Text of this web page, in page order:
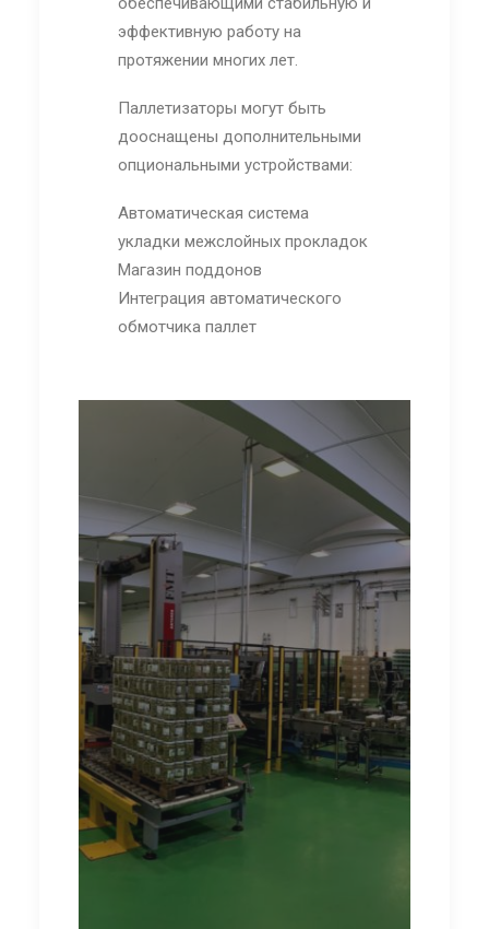
эффективную работу на
протяжении многих лет.
Паллетизаторы могут быть
дооснащены дополнительными
опциональными устройствами:
Автоматическая система
укладки межслойных прокладок
Магазин поддонов
Интеграция автоматического
обмотчика паллет